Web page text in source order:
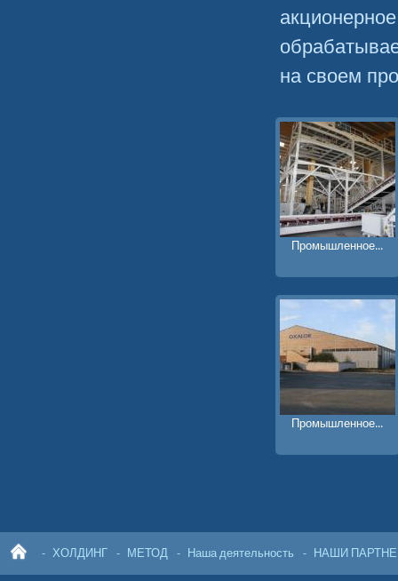
на своем
Промышленное...
Промышленное...
ГЛ
АВ
ХОЛДИНГ МЕТОД Наша деятельность НАШИ